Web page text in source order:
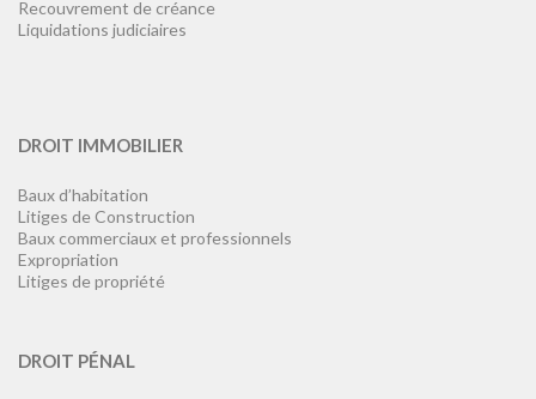
Recouvrement de créance
Liquidations judiciaires
DROIT IMMOBILIER
Baux d’habitation
Litiges de Construction
Baux commerciaux et professionnels
Expropriation
Litiges de propriété
DROIT PÉNAL